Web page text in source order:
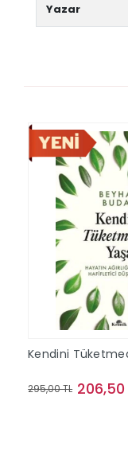
Yazar
Kendini
295,00 TL 206,50